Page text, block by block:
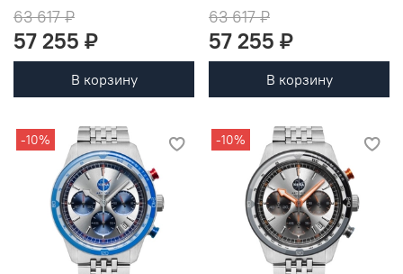
63 617 ₽
57 255 ₽
В корзину
63 617 ₽
57 255 ₽
В корзину
-10% -10%